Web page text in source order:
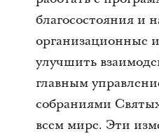
благосостояния и
организационные
улучшить
главным
собраниями
всем мире. Эти